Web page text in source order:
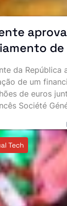
aprova
de
de euros
da República
de um
de euros
Société
do Programa
Público (PIP).
para um
em infra-
de água,
do país.
Tech